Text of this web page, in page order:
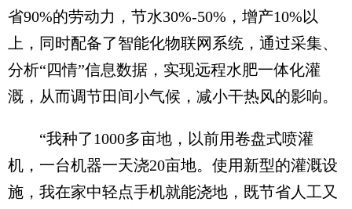
省90%的劳动力，节水30%-50%，增产10%以
上，同时配备了智能化物联网系统，通过采集、
分析“四情”信息数据，实现远程水肥一体化灌
溉，从而调节田间小气候，减小干热风的影响。
“我种了1000多亩地，以前用卷盘式喷灌
机，一台机器一天浇20亩地。使用新型的灌溉设
施，我在家中轻点手机就能浇地，既节省人工又